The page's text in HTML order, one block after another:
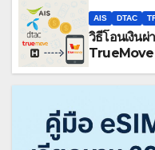
AIS DTAC
วิธีโอนเงิน
TrueMove